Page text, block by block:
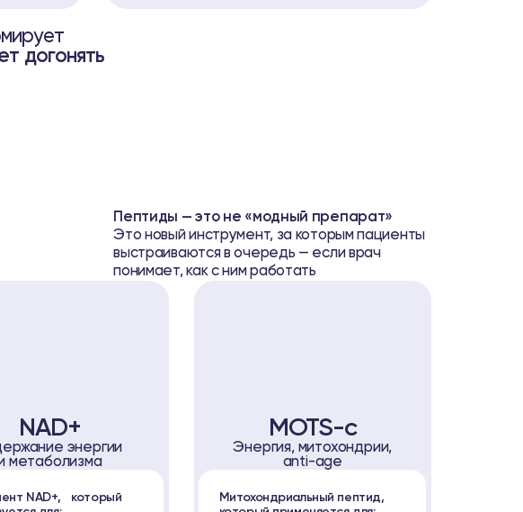
догонять
Пептиды — это не «модный препарат»
Это новый инструмент, за которым пациенты
выстраиваются в очередь — если врач
понимает, как с ним работать
NAD+
энергии
метаболизма
NAD+, который
MOTS-c
Энергия, митохондрии,
anti-age
Митохондриальный пептид,